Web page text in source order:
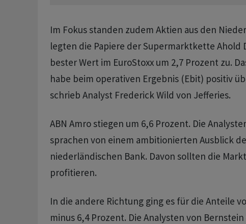
Im Fokus standen zudem Aktien aus den
legten die Papiere der Supermarktkette Ahold
bester Wert im EuroStoxx um 2,7 Prozent zu.
habe beim operativen Ergebnis (Ebit) positiv
schrieb Analyst Frederick Wild von Jefferies.
ABN Amro stiegen um 6,6 Prozent. Die
sprachen von einem ambitionierten Ausblick
niederländischen Bank. Davon sollten die
profitieren.
In die andere Richtung ging es für die Anteile
minus 6,4 Prozent. Die Analysten von